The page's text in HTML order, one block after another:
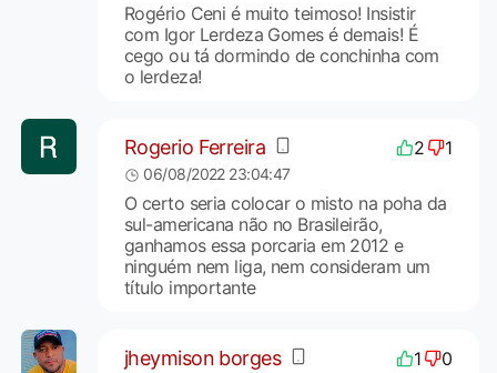
Rogério Ceni é muito teimoso! Insistir
com Igor Lerdeza Gomes é demais! É
cego ou tá dormindo de conchinha com
o lerdeza!
Rogerio Ferreira 2 1
06/08/2022 23:04:47
O certo seria colocar o misto na poha da
sul-americana não no Brasileirão,
ganhamos essa porcaria em 2012 e
ninguém nem liga, nem consideram um
título importante
jheymison borges 1 0